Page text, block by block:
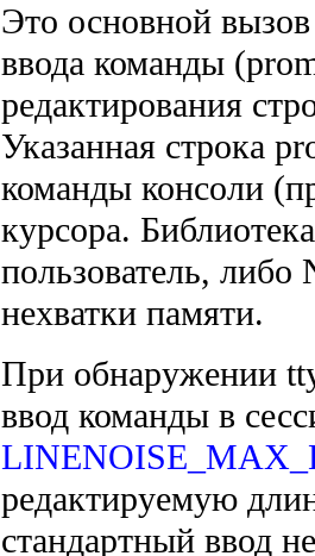
Это основной
ввода команды
редактирования
Указанная строка
команды консоли
курсора.
пользователь,
нехватки памяти.
При обнаружении
ввод команды в
редактируемую
стандартный ввод